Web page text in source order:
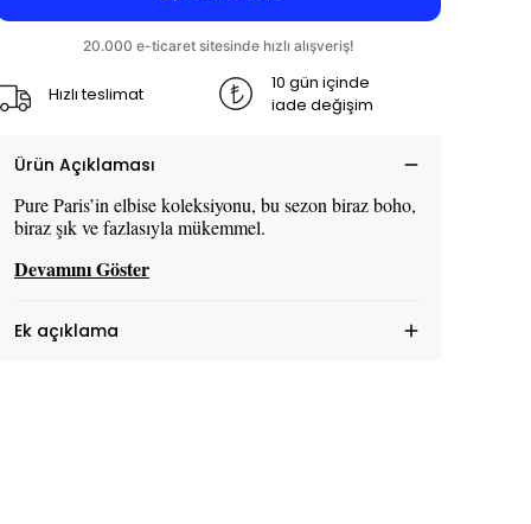
Hızlı teslimat
10 gün içinde
iade değişim
Ürün Açıklaması
Pure Paris’in elbise koleksiyonu, bu sezon biraz boho,
biraz şık ve fazlasıyla mükemmel.
Devamını Göster
Ek açıklama